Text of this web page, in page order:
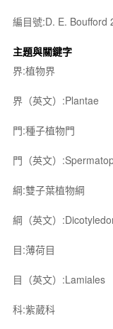
編目號:D. E. Boufford
主題與關鍵字
界:植物界
界（英文）:Plantae
門:種子植物門
門（英文）
綱:雙子葉植物綱
綱（英文）
目:薄荷目
目（英文）:Lamiales
科:紫葳科